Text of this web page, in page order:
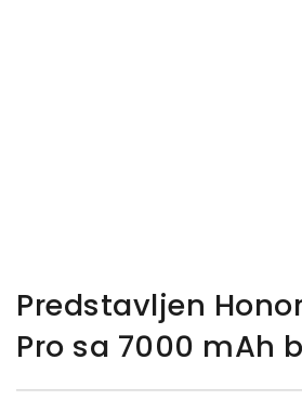
Predstavljen
Pro sa 7000 mAh